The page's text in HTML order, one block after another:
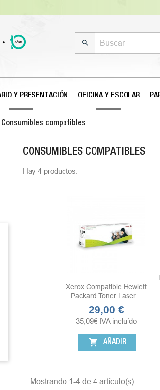

Y PRESENTACIÓN OFICINA Y ESCOLAR
Consumibles compatibles
CONSUMIBLES COMPATIBLES
Hay 4 productos.
Xerox Compatible Hewlett
Packard Toner Laser...
Precio
29,00 €
35,09€ IVA incluído
shopping_cart AÑADIR
Mostrando 1-4 de 4 artículo(s)